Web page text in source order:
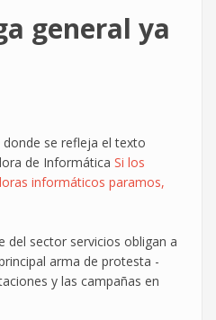
general ya
donde se refleja el texto
de Informática Si los
informáticos paramos,
del sector servicios obligan a
arma de protesta -
y las campañas en